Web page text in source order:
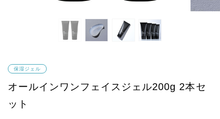
保湿ジェル
オールインワンフェイスジェル200g 2本セ
ット